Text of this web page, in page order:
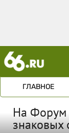
ГЛАВНОЕ
На Форум
знаковых